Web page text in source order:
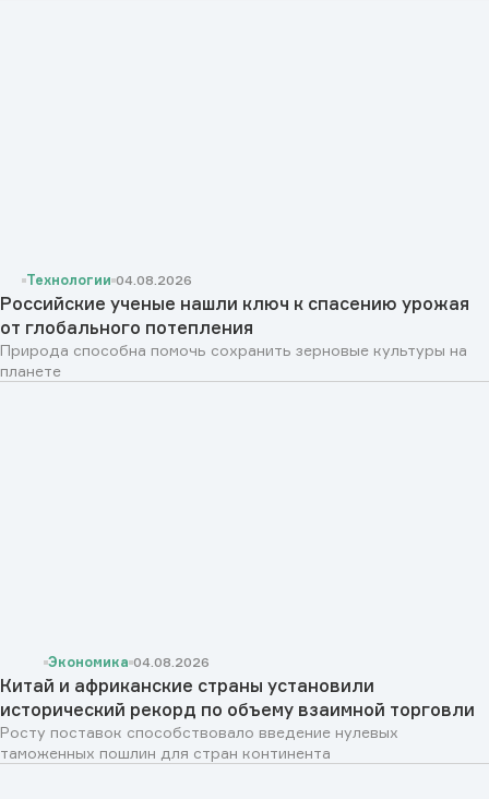
Технологии 04.08.2026
Российские ученые нашли ключ к спасению урожая
от глобального потепления
Природа способна помочь сохранить зерновые культуры на
планете
Экономика 04.08.2026
Китай и африканские страны установили
исторический рекорд по объему взаимной торговли
Росту поставок способствовало введение нулевых
таможенных пошлин для стран континента